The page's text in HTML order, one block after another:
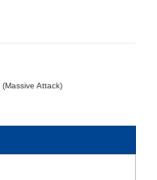
(Massive Attack)